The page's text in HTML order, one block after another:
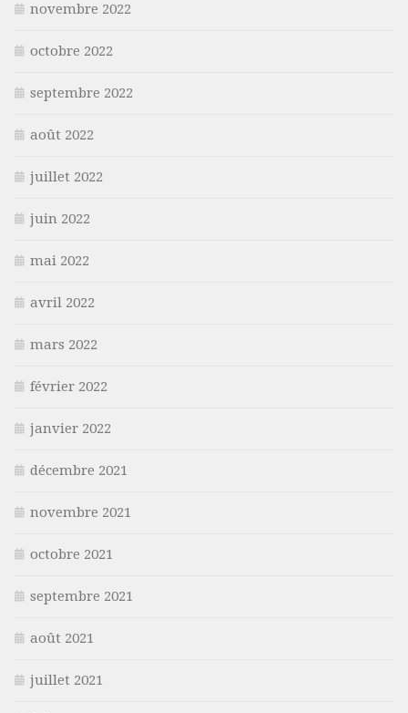
novembre 2022
octobre 2022
septembre 2022
août 2022
juillet 2022
juin 2022
mai 2022
avril 2022
mars 2022
février 2022
janvier 2022
décembre 2021
novembre 2021
octobre 2021
septembre 2021
août 2021
juillet 2021